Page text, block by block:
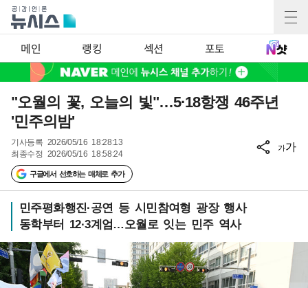
메인 랭킹 섹션 포토
"오월의 꽃, 오늘의 빛"…5·18항쟁 46주년
'민주의밤'
기사등록 2026/05/16 18:28:13
최종수정 2026/05/16 18:58:24
구글에서 선호하는 매체로 추가
가가
민주평화행진·공연 등 시민참여형 광장 행사
동학부터 12·3계엄…오월로 잇는 민주 역사